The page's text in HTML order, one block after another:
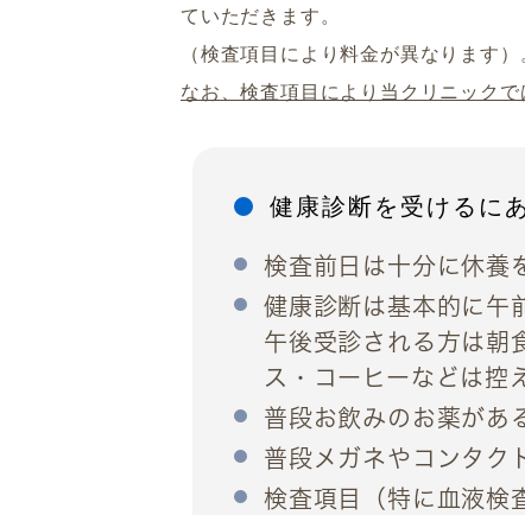
ていただきます。
（検査項目により料金が異なります）
なお、検査項目により当クリニック
健康診断を受けるに
検査前日は十分に休養
健康診断は基本的に午
午後受診される方は朝
ス・コーヒーなどは控
普段お飲みのお薬があ
普段メガネやコンタク
検査項目
（特に血液検